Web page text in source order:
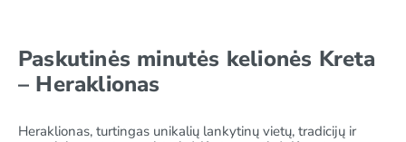
Paskutinės minutės kelionės Kreta
– Heraklionas
Heraklionas, turtingas unikalių lankytinų vietų, tradicijų ir